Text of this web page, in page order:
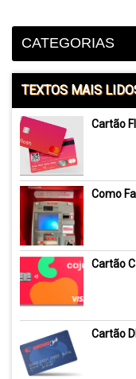
CATEGORIAS
TEXTOS MAIS
Cartão
Como
Cartão
Cartão